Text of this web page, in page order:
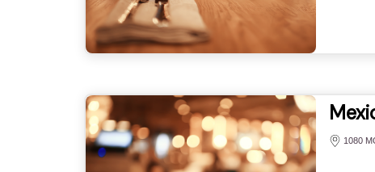
1080